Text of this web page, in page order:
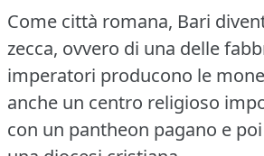
Come città romana, Bari
zecca, ovvero di una delle
imperatori producono le
anche un centro religioso
con un pantheon pagano e